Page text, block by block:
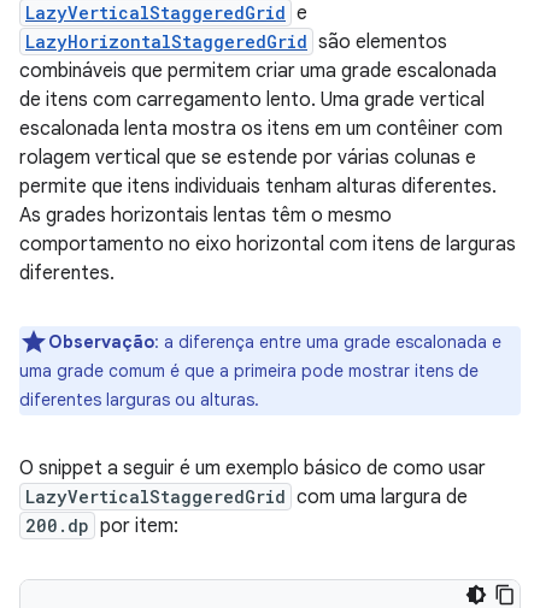
LazyVerticalStaggeredGrid e
LazyHorizontalStaggeredGrid são elementos
combináveis que permitem criar uma grade escalonada
de itens com carregamento lento. Uma grade vertical
escalonada lenta mostra os itens em um contêiner com
rolagem vertical que se estende por várias colunas e
permite que itens individuais tenham alturas diferentes.
As grades horizontais lentas têm o mesmo
comportamento no eixo horizontal com itens de larguras
diferentes.
Observação: a diferença entre uma grade escalonada e
uma grade comum é que a primeira pode mostrar itens de
diferentes larguras ou alturas.
O snippet a seguir é um exemplo básico de como usar
LazyVerticalStaggeredGrid com uma largura de
200.dp por item: